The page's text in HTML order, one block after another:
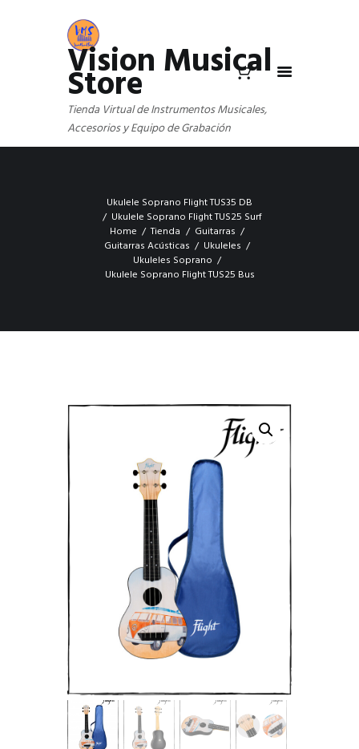
Vision Musical
Store
Tienda Virtual de Instrumentos Musicales,
Accesorios y Equipo de Grabación
Ukulele Soprano Flight TUS35 DB
Ukulele Soprano Flight TUS25 Surf
Home
Tienda
Guitarras
Guitarras Acústicas
Ukuleles
Ukuleles Soprano
Ukulele Soprano Flight TUS25 Bus